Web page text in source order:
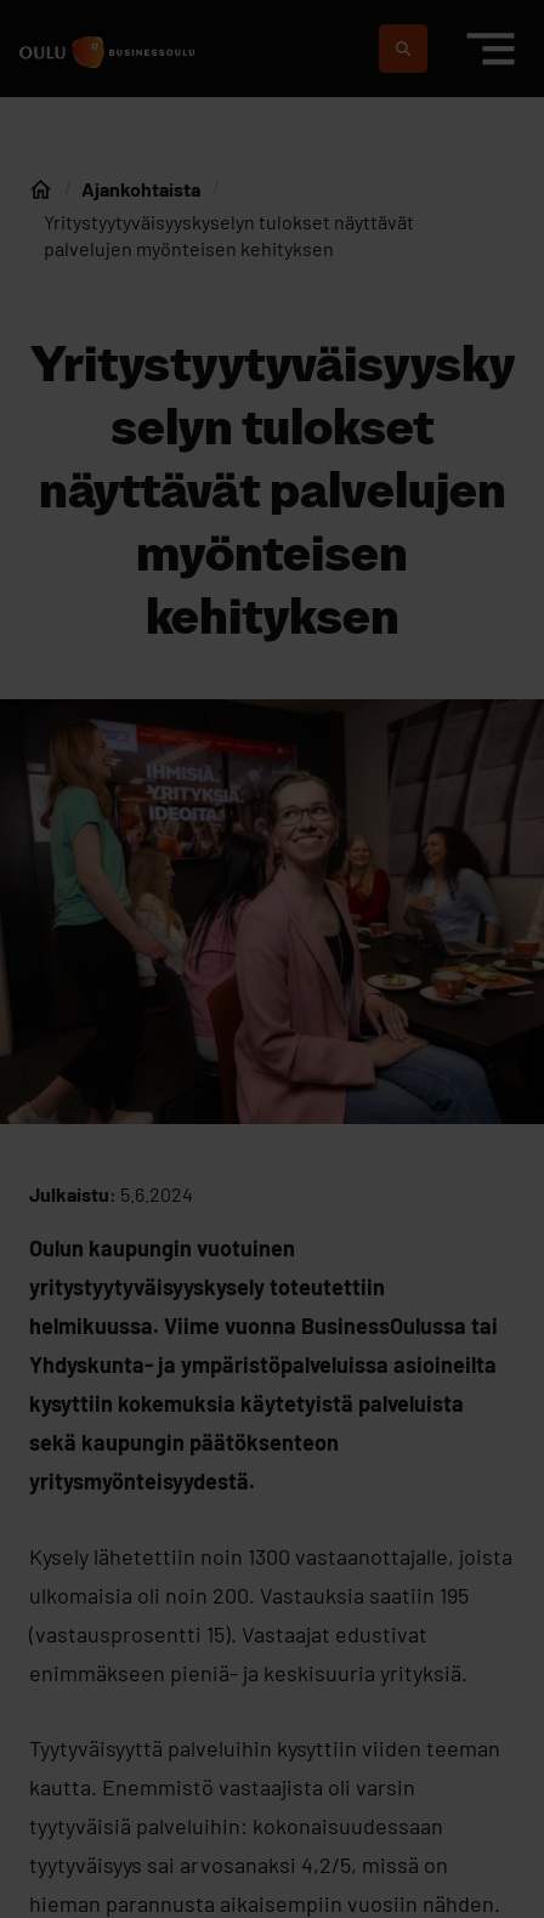
Etusivulle
Suomeksi
In english
Etusivu
Ajankohtaista
Yritystyytyväisyyskyselyn tulokset näyttävät
palvelujen myönteisen kehityksen
Yritystyytyväisyysky
selyn tulokset
näyttävät palvelujen
myönteisen
kehityksen
Julkaistu: 5.6.2024
Oulun kaupungin vuotuinen
yritystyytyväisyyskysely toteutettiin
helmikuussa. Viime vuonna BusinessOulussa tai
Yhdyskunta- ja ympäristöpalveluissa asioineilta
kysyttiin kokemuksia käytetyistä palveluista
sekä kaupungin päätöksenteon
yritysmyönteisyydestä.
Kysely lähetettiin noin 1300 vastaanottajalle, joista
ulkomaisia oli noin 200. Vastauksia saatiin 195
(vastausprosentti 15). Vastaajat edustivat
enimmäkseen pieniä- ja keskisuuria yrityksiä.
Tyytyväisyyttä palveluihin kysyttiin viiden teeman
kautta. Enemmistö vastaajista oli varsin
tyytyväisiä palveluihin: kokonaisuudessaan
tyytyväisyys sai arvosanaksi 4,2/5, missä on
hieman parannusta aikaisempiin vuosiin nähden.